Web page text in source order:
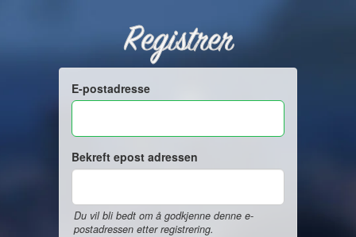
Registrer
E-postadresse
Bekreft epost adressen
Du vil bli bedt om å godkjenne denne e-
postadressen etter registrering.